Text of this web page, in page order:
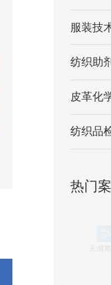
服装技
纺织助
皮革化
纺织品
热门